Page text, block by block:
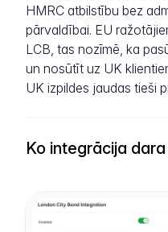
HMRC atbilstību bez
pārvaldībai. EU
LCB, tas nozīmē, ka
un nosūtīt uz UK
UK izpildes jaudas tieši
Ko integrācija dara